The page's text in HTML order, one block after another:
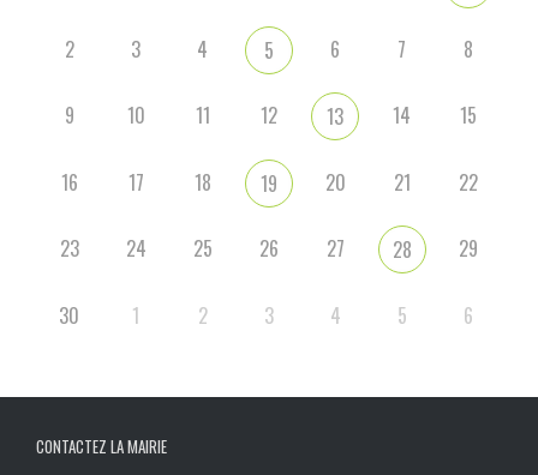
2 3 4 5 6 7 8
9 10 11 12 13 14 15
16 17 18 19 20 21 22
23 24 25 26 27 28 29
30 1 2 3 4 5 6
CONTACTEZ LA MAIRIE